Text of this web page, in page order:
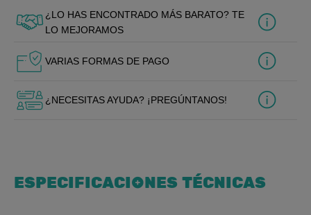
¿LO HAS ENCONTRADO MÁS BARATO? TE
LO MEJORAMOS
VARIAS FORMAS DE PAGO
¿NECESITAS AYUDA? ¡PREGÚNTANOS!
ESPECIFICACIONES TÉCNICAS